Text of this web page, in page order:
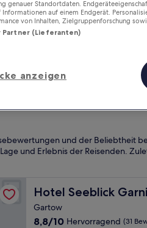
Morgen
und der Beliebtheit
und Erlebnis der Reisenden.
Hotel Seeblick Garni
Hotel Seeblick Garni
Gartow
8.8
8,8/10 Hervorragend (31
genauer Standortdaten.
auf einem Endgerät.
von Inhalten, Zielgruppenforschung
Partner (Lieferanten)
anzeigen